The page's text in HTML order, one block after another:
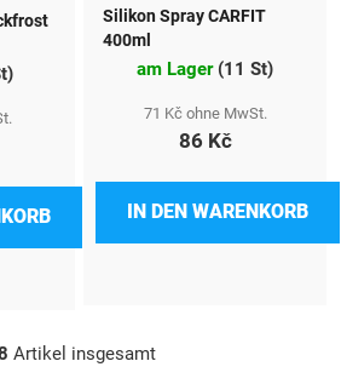
)
Silikon Spray CARFIT
400ml
am Lager (11 St)
71 Kč ohne MwSt.
86 Kč
IN DEN WARENKORB
S
Artikel insgesamt